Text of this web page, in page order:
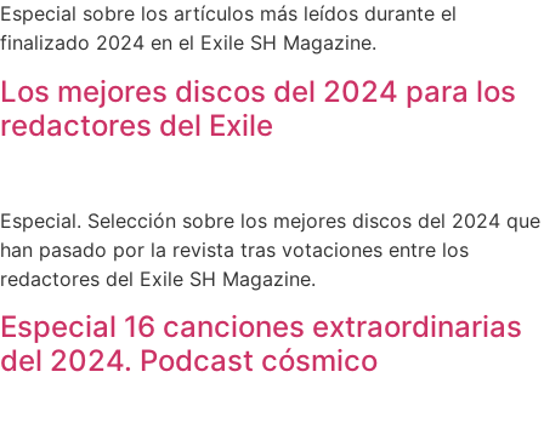
Especial sobre los artículos más leídos durante el
finalizado 2024 en el Exile SH Magazine.
Los mejores discos del 2024 para los
redactores del Exile
Especial. Selección sobre los mejores discos del 2024 que
han pasado por la revista tras votaciones entre los
redactores del Exile SH Magazine.
Especial 16 canciones extraordinarias
del 2024. Podcast cósmico